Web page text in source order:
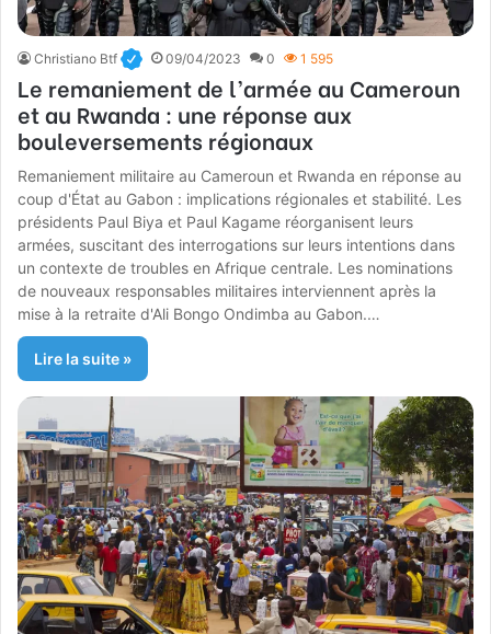
Christiano Btf 09/04/2023 0 1 595
Le remaniement de l’armée au Cameroun
et au Rwanda : une réponse aux
bouleversements régionaux
Remaniement militaire au Cameroun et Rwanda en réponse au
coup d'État au Gabon : implications régionales et stabilité. Les
présidents Paul Biya et Paul Kagame réorganisent leurs
armées, suscitant des interrogations sur leurs intentions dans
un contexte de troubles en Afrique centrale. Les nominations
de nouveaux responsables militaires interviennent après la
mise à la retraite d'Ali Bongo Ondimba au Gabon.…
Lire la suite »